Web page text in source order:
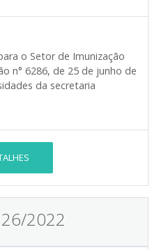
o Setor de Imunização
n° 6286, de 25 de junho de
da secretaria
2022